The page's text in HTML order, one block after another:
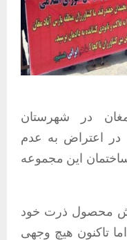
در شهرستان
روز سه شنبه 4 آذر، در اعتراض به عدم
این مجموعه
محصول ذرت خود
تاکنون هیچ وجهی